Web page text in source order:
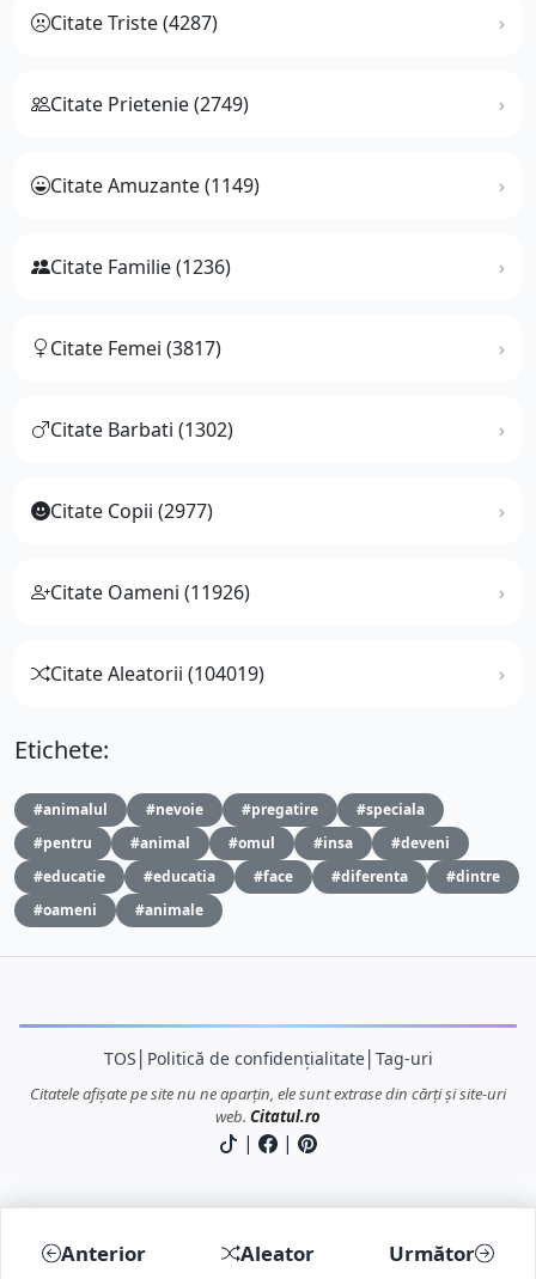
Anterior Aleator Următor
Citate Triste (4287)
Citate Prietenie (2749)
Citate Amuzante (1149)
Citate Familie (1236)
Citate Femei (3817)
Citate Barbati (1302)
Citate Copii (2977)
Citate Oameni (11926)
Citate Aleatorii (104019)
Etichete:
#animalul #nevoie #pregatire
#speciala
#pentru
#animal #omul #insa
#deveni
#educatie
#educatia #face #diferenta
#dintre
#oameni
#animale
TOS Politică de confidențialitate│ Tag-uri
Citatele afișate pe site nu ne aparțin, ele sunt extrase din cărți și site-uri
web. Citatul.ro
| |